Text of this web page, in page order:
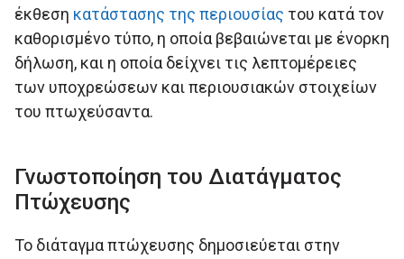
έκθεση κατάστασης της περιουσίας του κατά τον
καθορισμένο τύπο, η οποία βεβαιώνεται με ένορκη
δήλωση, και η οποία δείχνει τις λεπτομέρειες
των υποχρεώσεων και περιουσιακών στοιχείων
του πτωχεύσαντα.
Γνωστοποίηση του Διατάγματος
Πτώχευσης
Το διάταγμα πτώχευσης δηµοσιεύεται στην